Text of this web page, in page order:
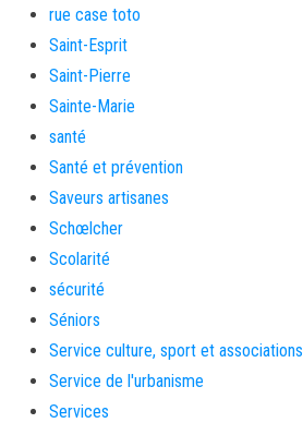
rue case toto
Saint-Esprit
Saint-Pierre
Sainte-Marie
santé
Santé et prévention
Saveurs artisanes
Schœlcher
Scolarité
sécurité
Séniors
Service culture, sport et associations
Service de l'urbanisme
Services